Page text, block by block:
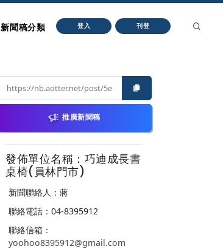
新聞稿分類 登入 刊登
推廣新聞稿
發佈單位名稱：巧迪成長書
桌椅(員林門市)
新聞聯絡人：蔣
聯絡電話：04-8395912
聯絡信箱：
yoohoo8395912@gmail.com